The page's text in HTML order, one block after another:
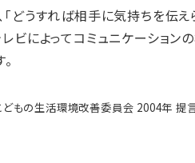
どうすれば相手に気持ちを伝え
ビによってコミュニケーション
もの生活環境改善委員会 2004年 提